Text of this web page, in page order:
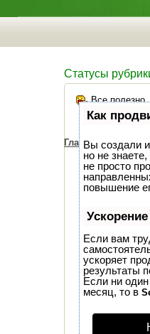
Главная
Статусы
Все
Как
Вы создали
но не
не просто
повышение
Если вам
ускоряет
результаты
Если ни один
месяц, то в